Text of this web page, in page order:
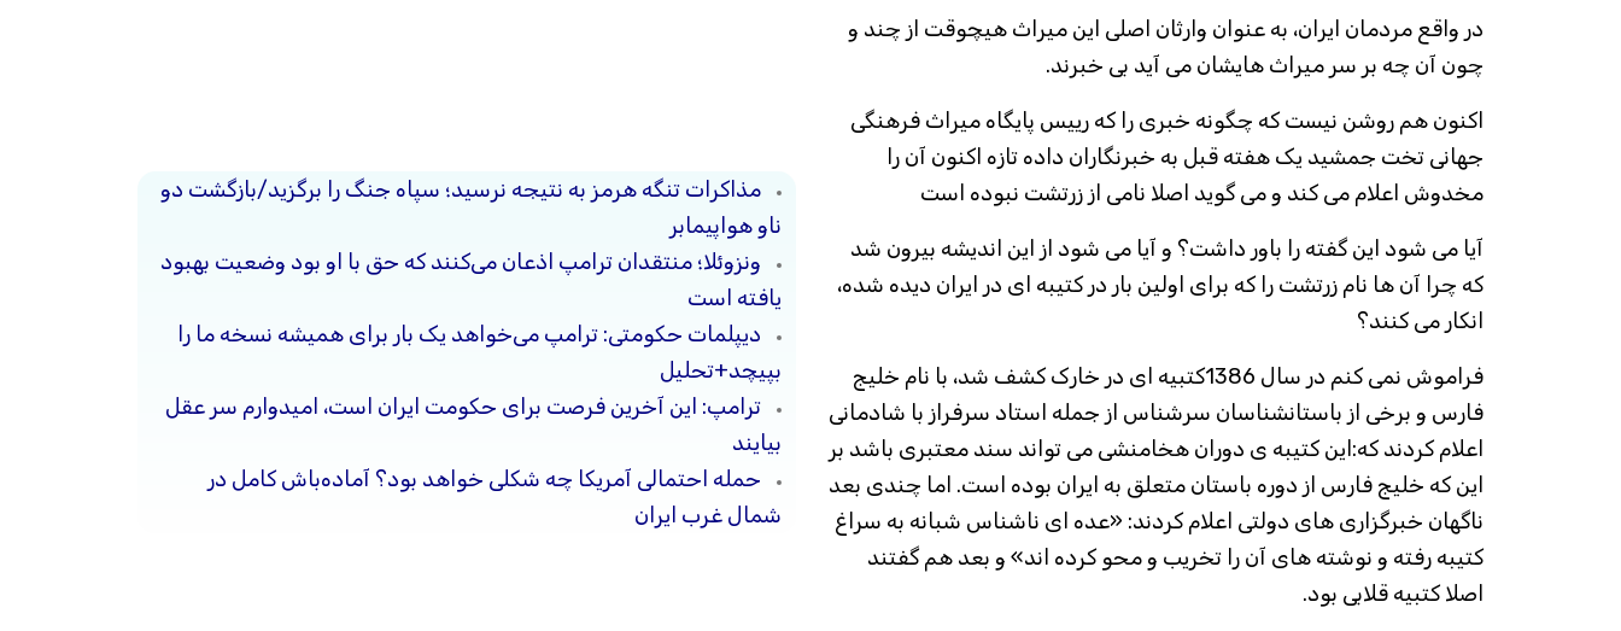
در واقع مردمان ایران، به عنوان وارثان اصلی این میراث هیچوقت از چند و
چون آن چه بر سر میراث هایشان می آید بی خبرند.
اکنون هم روشن نیست که چگونه خبری را که رییس پایگاه میراث فرهنگی
جهانی تخت جمشید یک هفته قبل به خبرنگاران داده تازه اکنون آن را
مخدوش اعلام می کند و می گوید اصلا نامی از زرتشت نبوده است
آیا می شود این گفته را باور داشت؟ و آیا می شود از این اندیشه بیرون شد
که چرا آن ها نام زرتشت را که برای اولین بار در کتیبه ای در ایران دیده شده،
انکار می کنند؟
فراموش نمی کنم در سال 1386کتبیه ای در خارک کشف شد، با نام خلیج
فارس و برخی از باستانشناسان سرشناس از جمله استاد سرفراز با شادمانی
اعلام کردند که:این کتیبه ی دوران هخامنشی می تواند سند معتبری باشد بر
این که خلیج فارس از دوره باستان متعلق به ایران بوده است. اما چندی بعد
ناگهان خبرگزاری های دولتی اعلام کردند: «عده ای ناشناس شبانه به سراغ
کتیبه رفته و نوشته های آن را تخریب و محو کرده اند» و بعد هم گفتند
اصلا کتبیه قلابی بود.
مذاکرات تنگه هرمز به نتیجه نرسید؛ سپاه جنگ را برگزید/بازگشت دو
ناو هواپیمابر
ونزوئلا؛ منتقدان ترامپ اذعان می‌کنند که حق با او بود وضعیت بهبود
یافته است
دیپلمات حکومتی: ترامپ می‌خواهد یک بار برای همیشه نسخه ما را
بپیچد+تحلیل
ترامپ: این آخرین فرصت برای حکومت ایران است، امیدوارم سر عقل
بیایند
حمله احتمالی آمریکا چه شکلی خواهد بود؟ آماده‌باش کامل در
شمال غرب ایران